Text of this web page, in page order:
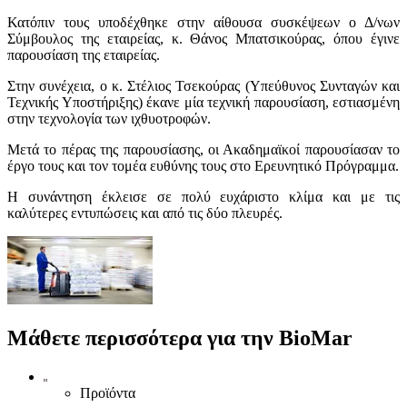
Κατόπιν τους υποδέχθηκε στην αίθουσα συσκέψεων ο Δ/νων
Σύμβουλος της εταιρείας, κ. Θάνος Μπατσικούρας, όπου έγινε
παρουσίαση της εταιρείας.
Στην συνέχεια, ο κ. Στέλιος Τσεκούρας (Υπεύθυνος Συνταγών και
Τεχνικής Υποστήριξης) έκανε μία τεχνική παρουσίαση, εστιασμένη
στην τεχνολογία των ιχθυοτροφών.
Μετά το πέρας της παρουσίασης, οι Ακαδημαϊκοί παρουσίασαν το
έργο τους και τον τομέα ευθύνης τους στο Ερευνητικό Πρόγραμμα.
Η συνάντηση έκλεισε σε πολύ ευχάριστο κλίμα και με τις
καλύτερες εντυπώσεις και από τις δύο πλευρές.
Μάθετε περισσότερα για την BioMar
Προϊόντα